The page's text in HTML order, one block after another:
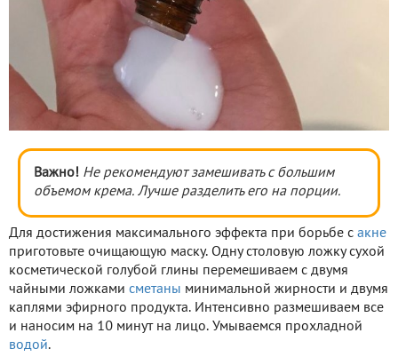
Важно! Не рекомендуют замешивать с большим
объемом крема. Лучше разделить его на порции.
Для достижения максимального эффекта при борьбе с акне
приготовьте очищающую маску. Одну столовую ложку сухой
косметической голубой глины перемешиваем с двумя
чайными ложками сметаны минимальной жирности и двумя
каплями эфирного продукта. Интенсивно размешиваем все
и наносим на 10 минут на лицо. Умываемся прохладной
водой.